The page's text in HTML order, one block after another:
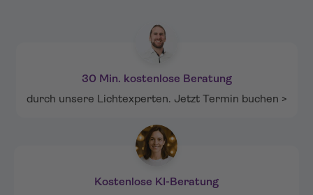
30 Min. kostenlose Beratung
durch unsere Lichtexperten. Jetzt Termin buchen >
Kostenlose KI-Beratung